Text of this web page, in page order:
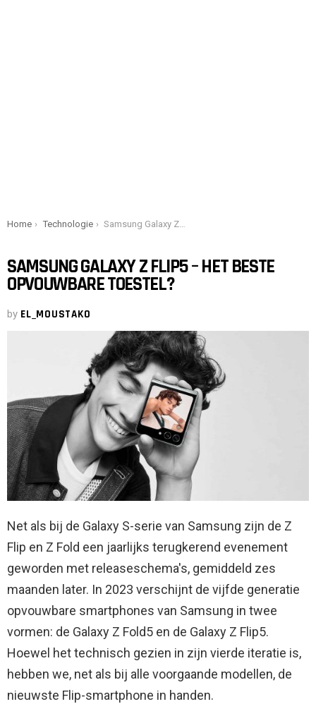
You are here:
Home Technologie Samsung Galaxy Z Flip5 – Het beste opvouwbare toestel?
SAMSUNG GALAXY Z FLIP5 – HET BESTE
OPVOUWBARE TOESTEL?
by EL_MOUSTAKO
Net als bij de Galaxy S-serie van Samsung zijn de Z
Flip en Z Fold een jaarlijks terugkerend evenement
geworden met releaseschema's, gemiddeld zes
maanden later. In 2023 verschijnt de vijfde generatie
opvouwbare smartphones van Samsung in twee
vormen: de Galaxy Z Fold5 en de Galaxy Z Flip5.
Hoewel het technisch gezien in zijn vierde iteratie is,
hebben we, net als bij alle voorgaande modellen, de
nieuwste Flip-smartphone in handen.